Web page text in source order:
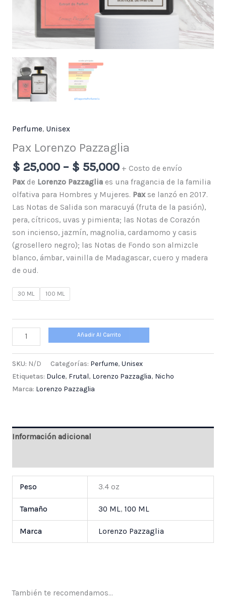
Perfume, Unisex
Pax Lorenzo Pazzaglia
$ 25,000 – $ 55,000 + Costo de envío
Pax de Lorenzo Pazzagliaes una fragancia de la familia
olfativa para Hombres y Mujeres. Pax se lanzó en 2017.
Las Notas de Salida son maracuyá (fruta de la pasión),
pera, cítricos, uvas y pimienta; las Notas de Corazón
son incienso, jazmín, magnolia, cardamomo y casis
(grosellero negro); las Notas de Fondo son almizcle
blanco, ámbar, vainilla de Madagascar, cuero y madera
de oud.
30 ML 100 ML
Añadir Al Carrito
SKU: N/D Categorías: Perfume, Unisex
Etiquetas: Dulce, Frutal, Lorenzo Pazzaglia, Nicho
Marca: Lorenzo Pazzaglia
Información adicional
Peso 3.4 oz
Tamaño 30 ML, 100 ML
Marca Lorenzo Pazzaglia
También te recomendamos…